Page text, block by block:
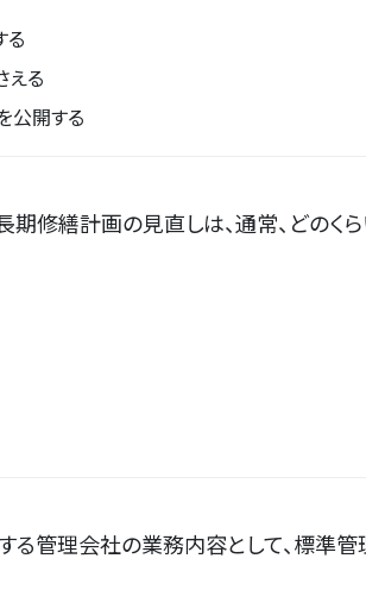
る
える
公開する
修繕計画の見直しは、通常、どのく
る管理会社の業務内容として、標準